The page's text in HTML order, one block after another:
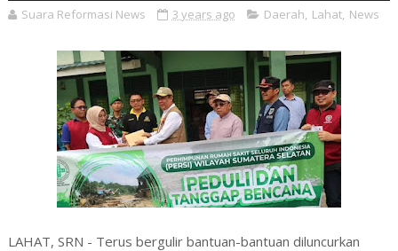
Suara Reformasi News 3 years ago Daerah, Lahat, News
LAHAT, SRN - Terus bergulir bantuan-bantuan diluncurkan